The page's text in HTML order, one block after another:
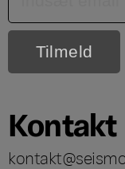
Kontakt